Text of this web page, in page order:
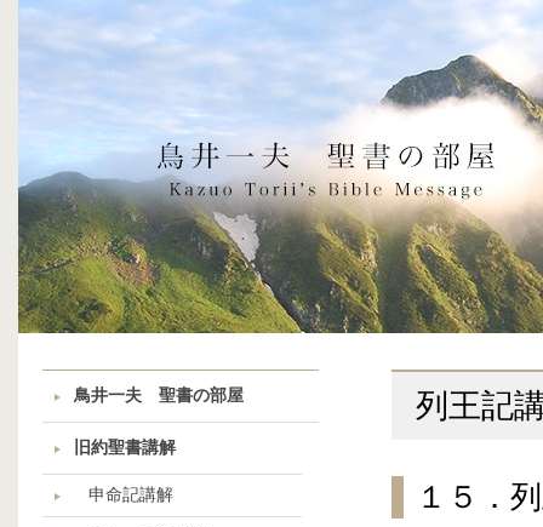
鳥井一夫 聖書の部屋
旧約聖書講解
申命記講解
列王記
１５．